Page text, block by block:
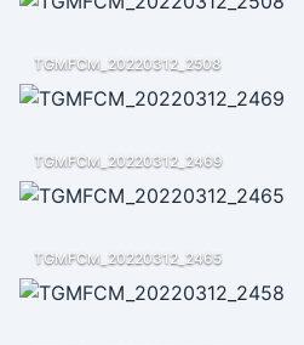
TGMFCM_20220312_2508
TGMFCM_20220312_2469
TGMFCM_20220312_2465